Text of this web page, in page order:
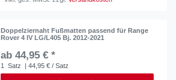
Doppelziernaht Fußmatten passend für Range
Rover 4 IV LG/L405 Bj. 2012-2021
ab 44,95 € *
1 Satz | 44,95 € / Satz